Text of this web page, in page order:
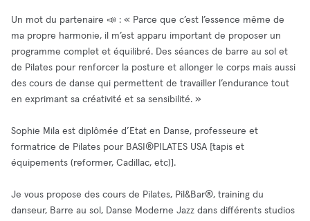
Un mot du partenaire 📣 : « Parce que c’est l’essence même de
ma propre harmonie, il m’est apparu important de proposer un
programme complet et équilibré. Des séances de barre au sol et
de Pilates pour renforcer la posture et allonger le corps mais aussi
des cours de danse qui permettent de travailler l’endurance tout
en exprimant sa créativité et sa sensibilité. »
Sophie Mila est diplômée d’Etat en Danse, professeure et
formatrice de Pilates pour BASI®PILATES USA [tapis et
équipements (reformer, Cadillac, etc)].
Je vous propose des cours de Pilates, Pil&Bar®, training du
danseur, Barre au sol, Danse Moderne Jazz dans différents studios